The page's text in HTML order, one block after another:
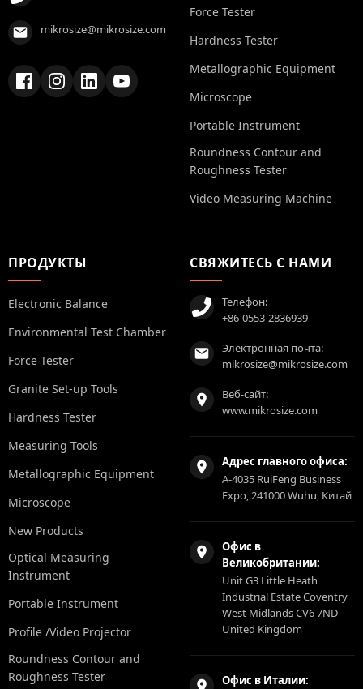
mikrosize@mikrosize.com
Force Tester
Hardness Tester
Metallographic Equipment
Microscope
Portable Instrument
Roundness Contour and
Roughness Tester
Video Measuring Machine
ПРОДУКТЫ
Electronic Balance
Environmental Test Chamber
Force Tester
Granite Set-up Tools
Hardness Tester
Measuring Tools
Metallographic Equipment
Microscope
New Products
Optical Measuring
Instrument
Portable Instrument
Profile /Video Projector
Roundness Contour and
Roughness Tester
СВЯЖИТЕСЬ С НАМИ
Телефон:
+86-0553-2836939
Электронная почта:
mikrosize@mikrosize.com
Веб-сайт:
www.mikrosize.com
Адрес главного офиса:
A-4035 RuiFeng Business
Expo, 241000 Wuhu, Китай
Офис в
Великобритании:
Unit G3 Little Heath
Industrial Estate Coventry
West Midlands CV6 7ND
United Kingdom
Офис в Италии: